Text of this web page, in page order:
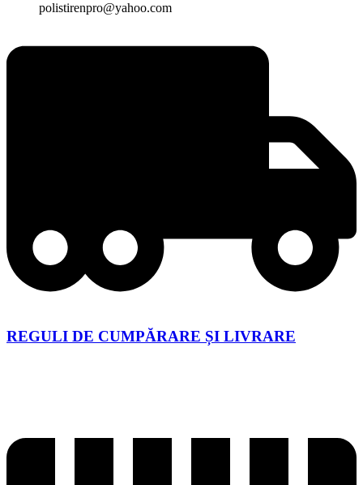
polistirenpro@yahoo.com
REGULI DE CUMPĂRARE ȘI LIVRARE